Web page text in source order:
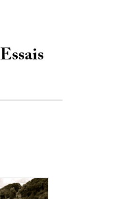
Essais